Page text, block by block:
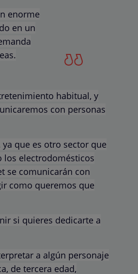
enorme
en un
habitual, y
con personas
ya que es otro sector que
los electrodomésticos
se comunicarán con
como queremos que
si quieres dedicarte a
a algún personaje
de tercera edad,